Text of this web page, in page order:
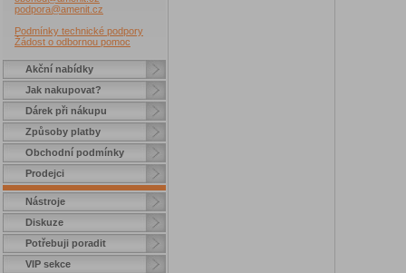
podpora@amenit.cz
Podmínky technické podpory
Žádost o odbornou pomoc
Akční nabídky
Jak nakupovat?
Dárek při nákupu
Způsoby platby
Obchodní podmínky
Prodejci
Nástroje
Diskuze
Potřebuji poradit
VIP sekce